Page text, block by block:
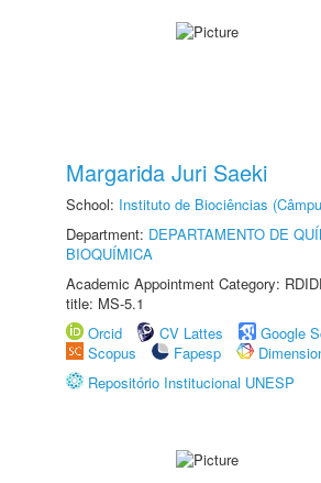
Margarida Juri Saeki
School: Instituto de Biociências
Department: DEPARTAMENTO DE
BIOQUÍMICA
Academic Appointment Category:
title: MS-5.1
Orcid
CV Lattes
Google
Scopus
Fapesp
Repositório Institucional UNESP